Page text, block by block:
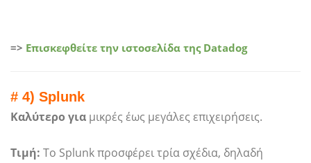
=> Επισκεφθείτε την ιστοσελίδα της Datadog
# 4) Splunk
Καλύτερο για μικρές έως μεγάλες επιχειρήσεις.
Τιμή: Το Splunk προσφέρει τρία σχέδια, δηλαδή